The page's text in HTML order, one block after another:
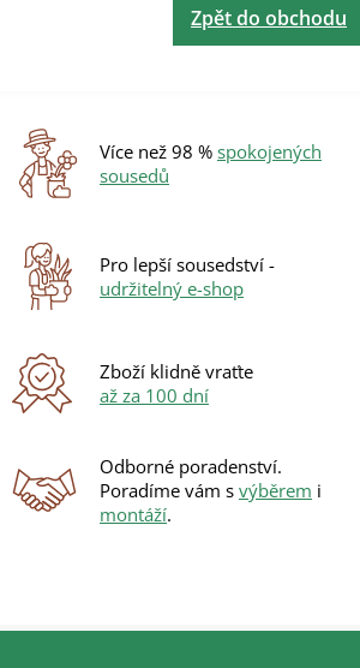
Zpět do obchodu
Více než 98 % spokojených
sousedů
Pro lepší sousedství -
udržitelný e-shop
Zboží klidně vraťte
až za 100 dní
Odborné poradenství.
Poradíme vám s výběrem i
montáží.
Z